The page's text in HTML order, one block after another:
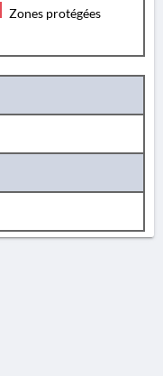
Zones protégées